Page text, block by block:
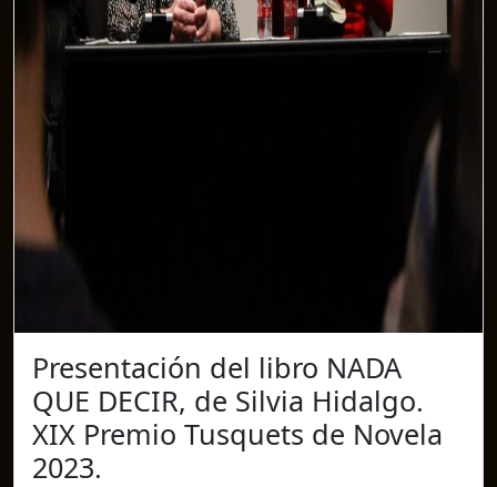
Presentación del libro NADA
QUE DECIR, de Silvia Hidalgo.
XIX Premio Tusquets de Novela
2023.